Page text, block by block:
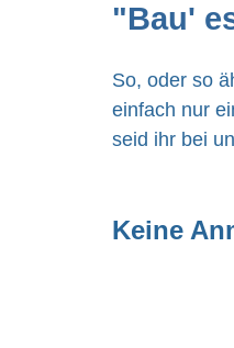
"Bau'
So, oder so
einfach nur
seid ihr bei
Keine